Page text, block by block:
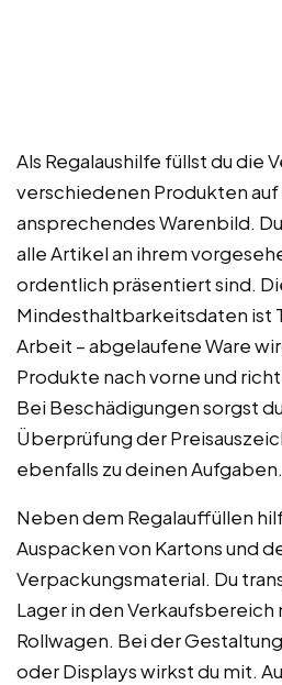
Als Regalaushilfe füllst du die
verschiedenen Produkten auf
ansprechendes Warenbild.
alle Artikel an ihrem
ordentlich präsentiert sind.
Mindesthaltbarkeitsdaten ist
Arbeit – abgelaufene Ware
Produkte nach vorne und
Bei Beschädigungen sorgst
Überprüfung der
ebenfalls zu deinen Aufgaben.
Neben dem Regalauffüllen
Auspacken von Kartons und
Verpackungsmaterial. Du
Lager in den Verkaufsbereich
Rollwagen. Bei der
oder Displays wirkst du mit.